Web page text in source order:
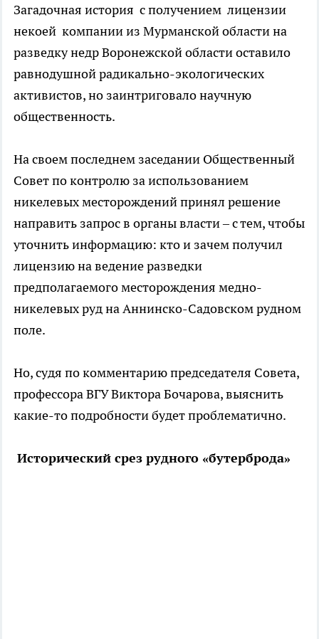
Загадочная история с получением лицензии
некоей компании из Мурманской области на
разведку недр Воронежской области оставило
равнодушной радикально-экологических
активистов, но заинтриговало научную
общественность.
На своем последнем заседании Общественный
Совет по контролю за использованием
никелевых месторождений принял решение
направить запрос в органы власти – с тем, чтобы
уточнить информацию: кто и зачем получил
лицензию на ведение разведки
предполагаемого месторождения медно-
никелевых руд на Аннинско-Садовском рудном
поле.
Но, судя по комментарию председателя Совета,
профессора ВГУ Виктора Бочарова, выяснить
какие-то подробности будет проблематично.
Исторический срез рудного «бутерброда»